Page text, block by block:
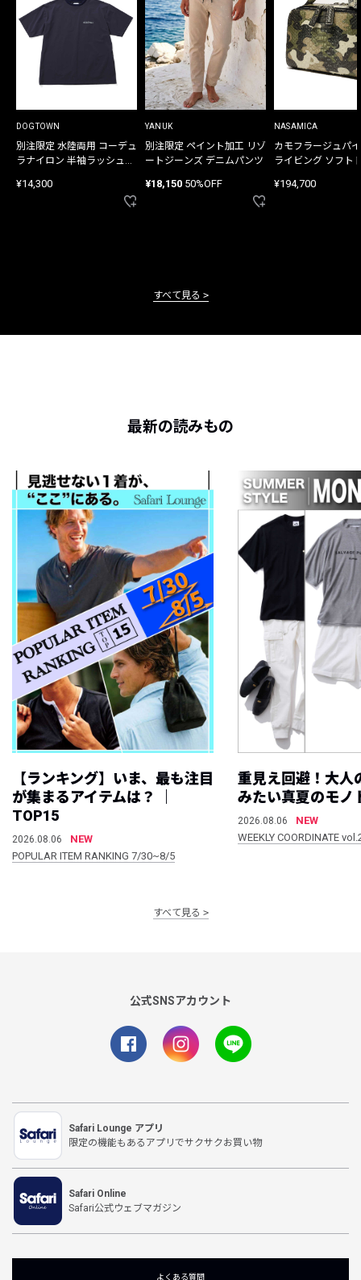
DOGTOWN
別注限定 水陸両用 コーデュ
ラナイロン 半袖ラッシュガ
¥14,300
YANUK
別注限定 ペイント加工 リゾ
ートジーンズ デニムパンツ
¥18,150 50%OFF
NASAMICA
カモフラージュパ
ライビング ソフト
¥194,700
すべて見る
最新の読みもの
【ランキング】いま、最も注目
が集まるアイテムは？ ｜
TOP15
2026.08.06
NEW
POPULAR ITEM RANKING 7/30~8/5
重見え回避！大人
みたい真夏のモノ
2026.08.06
NEW
WEEKLY COORDINATE
すべて見る
公式SNSアカウント
Safari Lounge アプリ
限定の機能もあるアプリでサクサクお買い物
Safari Online
Safari公式ウェブマガジン
よくある質問